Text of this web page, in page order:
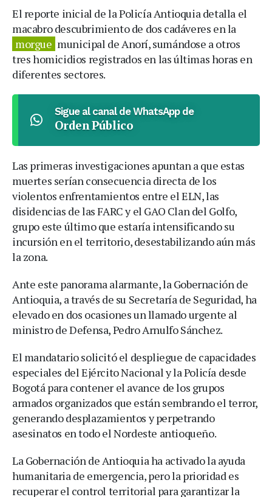
El reporte inicial de la Policía Antioquia detalla el
macabro descubrimiento de dos cadáveres en la
morgue municipal de Anorí, sumándose a otros
tres homicidios registrados en las últimas horas en
diferentes sectores.
Sigue al canal de WhatsApp de
Orden Público
Las primeras investigaciones apuntan a que estas
muertes serían consecuencia directa de los
violentos enfrentamientos entre el ELN, las
disidencias de las FARC y el GAO Clan del Golfo,
grupo este último que estaría intensificando su
incursión en el territorio, desestabilizando aún más
la zona.
Ante este panorama alarmante, la Gobernación de
Antioquia, a través de su Secretaría de Seguridad, ha
elevado en dos ocasiones un llamado urgente al
ministro de Defensa, Pedro Arnulfo Sánchez.
El mandatario solicitó el despliegue de capacidades
especiales del Ejército Nacional y la Policía desde
Bogotá para contener el avance de los grupos
armados organizados que están sembrando el terror,
generando desplazamientos y perpetrando
asesinatos en todo el Nordeste antioqueño.
La Gobernación de Antioquia ha activado la ayuda
humanitaria de emergencia, pero la prioridad es
recuperar el control territorial para garantizar la